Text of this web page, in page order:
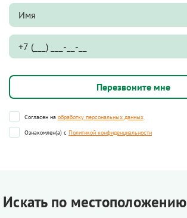
Согласен на обработку персональных данных
Ознакомлен(а) с Политикой конфиденциальности
Искать по местоположению